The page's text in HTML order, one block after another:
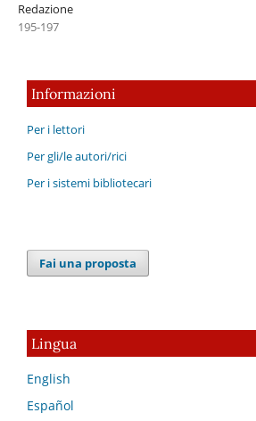
Redazione
195-197
Informazioni
Per i lettori
Per gli/le autori/rici
Per i sistemi bibliotecari
Fai una proposta
Lingua
English
Español